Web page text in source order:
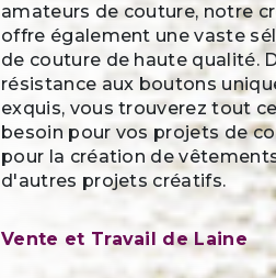
amateurs de couture, notre
offre également une vaste
de couture de haute qualité.
résistance aux boutons
exquis, vous trouverez tout
besoin pour vos projets de
pour la création de
d'autres projets créatifs.
Vente et Travail de Laine